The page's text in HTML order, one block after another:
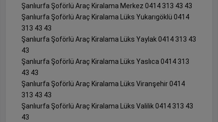
Şanlıurfa Şoförlü Araç Kiralama Merkez 0414 313 43 43
Şanlıurfa Şoförlü Araç Kiralama Lüks Yukarıgöklü 0414
313 43 43
Şanlıurfa Şoförlü Araç Kiralama Lüks Yaylak 0414 313 43
43
Şanlıurfa Şoförlü Araç Kiralama Lüks Yaslıca 0414 313
43 43
Şanlıurfa Şoförlü Araç Kiralama Lüks Viranşehir 0414
313 43 43
Şanlıurfa Şoförlü Araç Kiralama Lüks Valilik 0414 313 43
43